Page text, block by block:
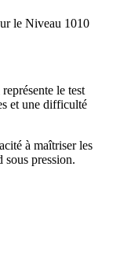
le Niveau 1010
représente le test
et une difficulté
à maîtriser les
sous pression.